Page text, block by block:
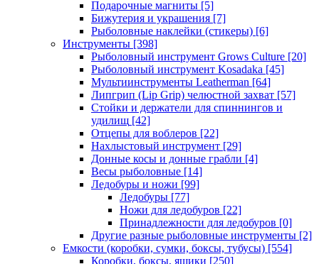
Подарочные магниты [5]
Бижутерия и украшения [7]
Рыболовные наклейки (стикеры) [6]
Инструменты [398]
Рыболовный инструмент Grows Culture [20]
Рыболовный инструмент Kosadaka [45]
Мультиинструменты Leatherman [64]
Липгрип (Lip Grip) челюстной захват [57]
Стойки и держатели для спиннингов и
удилищ [42]
Отцепы для воблеров [22]
Нахлыстовый инструмент [29]
Донные косы и донные грабли [4]
Весы рыболовные [14]
Ледобуры и ножи [99]
Ледобуры [77]
Ножи для ледобуров [22]
Принадлежности для ледобуров [0]
Другие разные рыболовные инструменты [2]
Емкости (коробки, сумки, боксы, тубусы) [554]
Коробки, боксы, ящики [250]